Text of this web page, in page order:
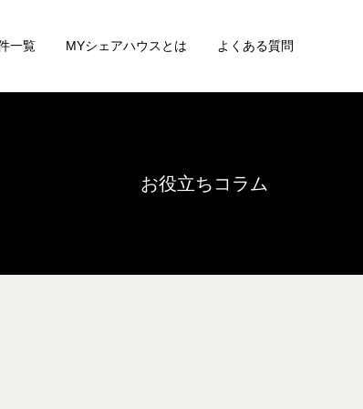
一覧 MYシェアハウスとは よくある質問
お役立ちコラム